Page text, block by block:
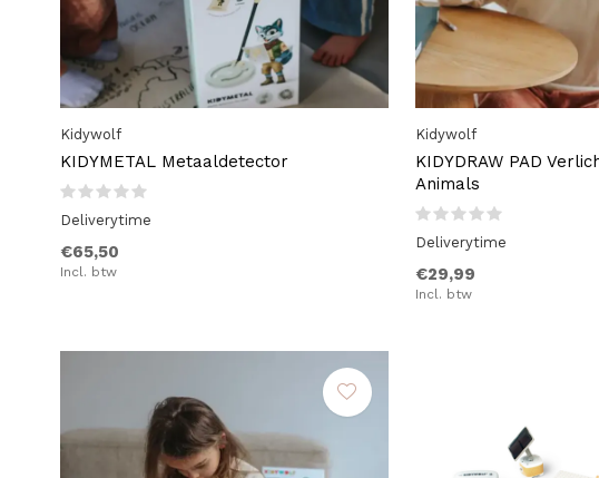
Kidywolf
KIDYMETAL Metaaldetector
Deliverytime
€65,50
Incl. btw
Kidywolf
KIDYDRAW PAD
Animals
Deliverytime
€29,99
Incl. btw